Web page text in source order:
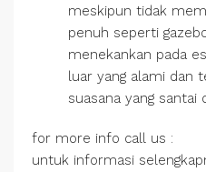
meskipun tidak
penuh seperti
menekankan pada
luar yang alami dan
suasana yang santai
for more info call us :
untuk informasi